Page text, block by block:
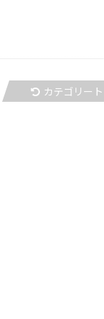
カテゴリー